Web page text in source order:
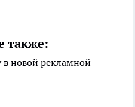
также:
в новой рекламной